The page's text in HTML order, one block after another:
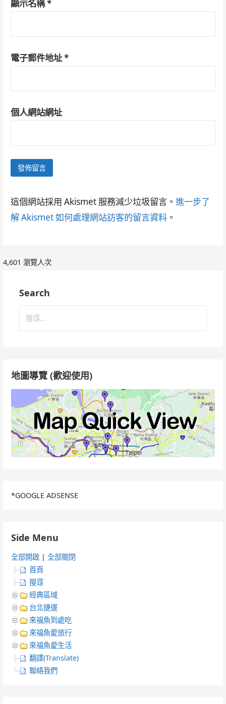
顯示名稱*
電子郵件地址*
個人網站網址
這個網站採用 Akismet 服務減少垃圾留言。 進一步了
解 Akismet 如何處理網站訪客的留言資料。
4,601 瀏覽人次
Search
地圖導覽 (歡迎使用)
*GOOGLE ADSENSE
Side Menu
全部開啟 |全部關閉
首頁
搜尋
經典區域
台北捷運
來福魚到處吃
來福魚愛旅行
來福魚愛生活
翻譯(Translate)
聯絡我們